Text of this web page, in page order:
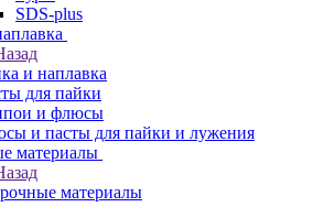
SDS-plus
и наплавка
для пайки
и флюсы
и пасты для пайки и лужения
материалы
материалы